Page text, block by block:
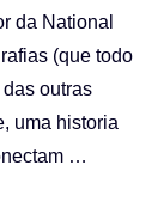
da National
(que todo
outras
uma historia
…